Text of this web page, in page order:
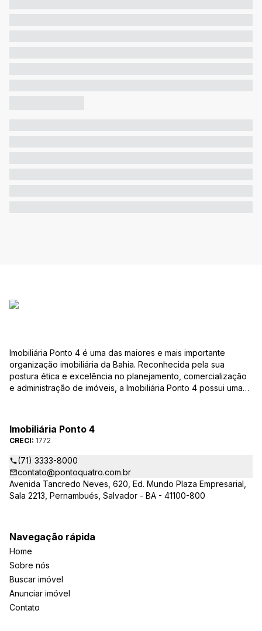
Imobiliária Ponto 4 é uma das maiores e mais importante
organização imobiliária da Bahia. Reconhecida pela sua
postura ética e excelência no planejamento, comercialização
e administração de imóveis, a Imobiliária Ponto 4 possui uma
que você procura, casas, apartamentos, terrenos, salas
comerciais e outros produtos imobiliários.
Imobiliária Ponto 4
CRECI: 1772
(71) 3333-8000
contato@pontoquatro.com.br
Avenida Tancredo Neves, 620, Ed. Mundo Plaza Empresarial,
Sala 2213, Pernambués, Salvador - BA - 41100-800
Navegação rápida
Home
Sobre nós
Buscar imóvel
Anunciar imóvel
Contato